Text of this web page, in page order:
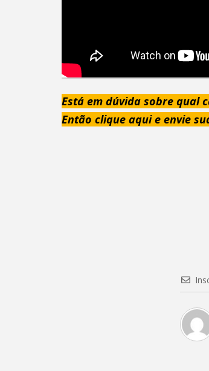
Está em dúvida sobre qual
Então clique aqui e envie